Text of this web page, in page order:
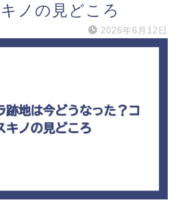
ノの見どころ
2026年6月12日